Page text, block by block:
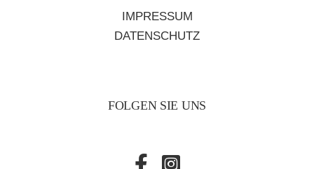
IMPRESSUM
DATENSCHUTZ
FOLGEN SIE UNS